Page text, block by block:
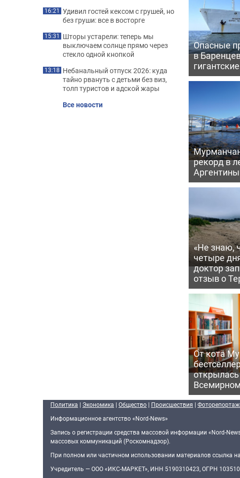
Опасные
в
рекорд в
«Не знаю,
четыре
доктор
отзыв о
От кота
16:21 Удивил гостей кексом с грушей, но
без груши: все в восторге
15:31 Шторы устарели: теперь мы
выключаем солнце прямо через
стекло одной кнопкой
13:18 Небанальный отпуск 2026: куда
тайно рвануть с детьми без виз,
толп туристов и адской жары
Все новости
Политика | Экономика | Общество | Происшествия |
Информационное агентство «Nord-News»
Запись о регистрации средства массовой информации «Nord-
массовых коммуникаций (Роскомнадзор).
При полном или частичном использовании материалов ссылка
Учредитель — ООО «ИКС-МАРКЕТ», ИНН 5190310423, ОГРН